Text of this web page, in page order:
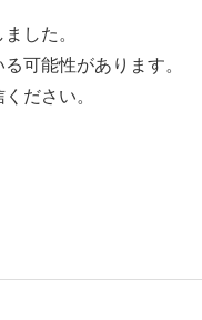
した。
可能性があります。
ださい。